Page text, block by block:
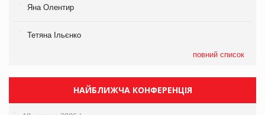
Яна Олентир
Тетяна Ільєнко
повний список
НАЙБЛИЖЧА КОНФЕРЕНЦІЯ